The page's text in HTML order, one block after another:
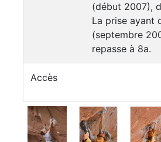
(début 2007),
La prise ayant
(septembre
repasse à 8a.
Accès